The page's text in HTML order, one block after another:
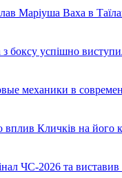
Маріуша Ваха в
з боксу успішно
механики в
вплив Кличків на його
ЧС-2026 та